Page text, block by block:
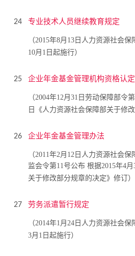
24 专业技术人员继续教育规定
（2015年8月13日人力资源社会
10月1日起施行）
25 企业年金基金管理机构资格认
（2004年12月31日劳动保障部令
日《人力资源社会保障部关于修
26 企业年金基金管理办法
（2011年2月12日人力资源社会
监会令第11号公布 根据2015年4
关于修改部分规章的决定》修订）
27 劳务派遣暂行规定
（2014年1月24日人力资源社会
3月1日起施行）